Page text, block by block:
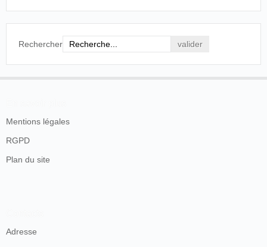
Rechercher
Mentions légales
RGPD
Plan du site
Adresse